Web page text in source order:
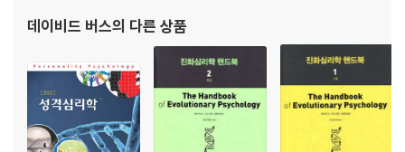
(性) 간 갈등, 세력, 지위
데이비드 버스의 다른 상품